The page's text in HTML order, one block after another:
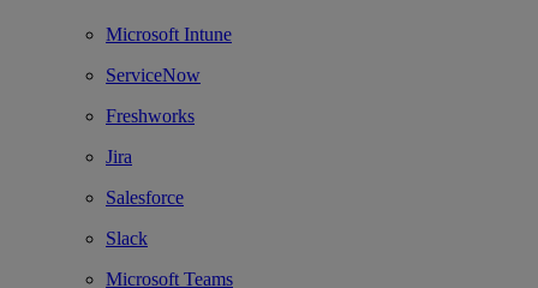
Microsoft Intune
ServiceNow
Freshworks
Jira
Salesforce
Slack
Microsoft Teams